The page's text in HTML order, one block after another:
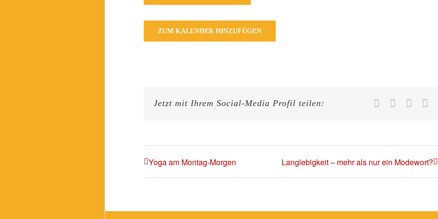
ZUM KALENDER HINZUFÜGEN
Jetzt mit Ihrem Social-Media Profil teilen: Facebook
Yoga am Montag-Morgen Langlebigkeit – mehr als nur ein Modewort?